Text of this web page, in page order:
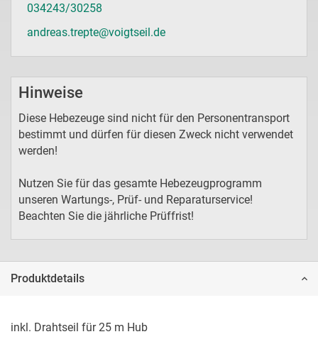
034243/30258
andreas.trepte@voigtseil.de
Hinweise
Diese Hebezeuge sind nicht für den Personentransport
bestimmt und dürfen für diesen Zweck nicht verwendet
werden!
Nutzen Sie für das gesamte Hebezeugprogramm
unseren Wartungs-, Prüf- und Reparaturservice!
Beachten Sie die jährliche Prüffrist!
Produktdetails
inkl. Drahtseil für 25 m Hub